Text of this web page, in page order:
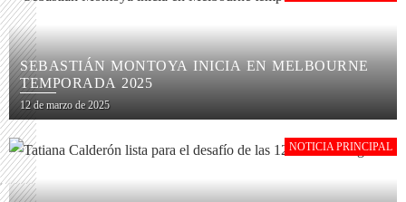
SEBASTIÁN MONTOYA INICIA EN MELBOURNE
TEMPORADA 2025
12 de marzo de 2025
NOTICIA PRINCIPAL